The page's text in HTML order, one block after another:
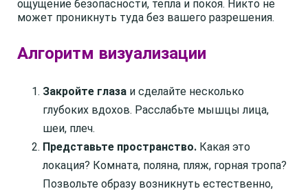
ощущение безопасности, тепла и покоя. Никто не
может проникнуть туда без вашего разрешения.
Алгоритм визуализации
Закройте глаза и сделайте несколько
глубоких вдохов. Расслабьте мышцы лица,
шеи, плеч.
Представьте пространство. Какая это
локация? Комната, поляна, пляж, горная тропа?
Позвольте образу возникнуть естественно,